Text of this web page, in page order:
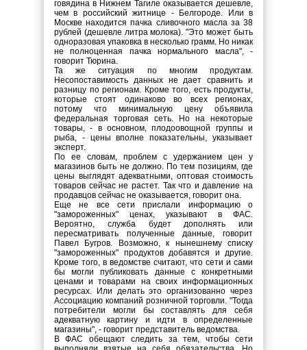
говядина в Нижнем Тагиле оказывается дешевле,
чем в российский житнице - Белгороде. Или в
Москве находится пачка сливочного масла за 38
рублей (дешевле литра молока). "Это может быть
одноразовая упаковка в несколько грамм. Но никак
не полноценная пачка нормального масла", -
говорит Тюрина.
Та же ситуация по многим продуктам.
Несопоставимость данных не дает сравнить и
разницу по регионам. Кроме того, есть продукты,
которые стоят одинаково во всех регионах,
потому что минимальную цену объявила
федеральная торговая сеть. Но на некоторые
товары, - в основном, плодоовощной группы и
рыба, - цены вполне показательны, указывает
эксперт.
По ее словам, проблем с удержанием цен у
магазинов быть не должно. По тем позициям, где
цены выглядят адекватными, оптовая стоимость
товаров сейчас не растет. Так что и давление на
продавцов сейчас не оказывается, говорит она.
Еще не все сети прислали информацию о
"замороженных" ценах, указывают в ФАС.
Вероятно, служба будет дополнять или
пересматривать полученные данные, говорит
Павел Бугров. Возможно, к нынешнему списку
"замороженных" продуктов добавятся и другие.
Кроме того, в ведомстве считают, что сети и сами
бы могли публиковать данные с конкретными
ценами и товарами на своих информационных
ресурсах. Или делать это организованно через
Ассоциацию компаний розничной торговли. "Тогда
потребители могли бы составлять для себя
адекватную картину и идти в определенные
магазины", - говорит представитель ведомства.
В ФАС обещают следить за тем, чтобы сети